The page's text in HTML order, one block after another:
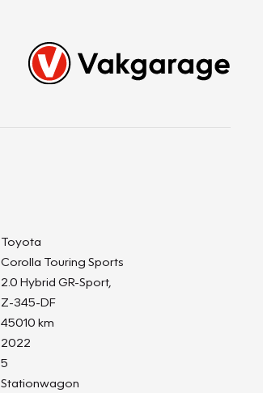
Toyota
Corolla Touring Sports
2.0 Hybrid GR-Sport,
Z-345-DF
45010 km
2022
5
Stationwagon